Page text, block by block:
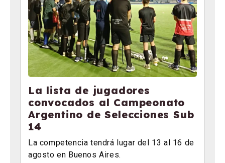
La lista de jugadores
convocados al Campeonato
Argentino de Selecciones Sub
14
La competencia tendrá lugar del 13 al 16 de
agosto en Buenos Aires.